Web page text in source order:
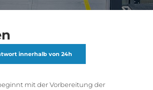
innerhalb von 24h
mit der Vorbereitung der